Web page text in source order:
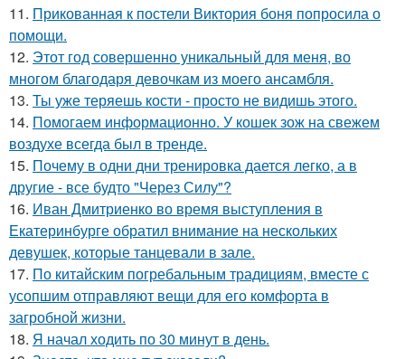
11. Прикованная к постели Виктория боня попросила о
помощи.
12. Этот год совершенно уникальный для меня, во
многом благодаря девочкам из моего ансамбля.
13. Ты уже теряешь кости - просто не видишь этого.
14. Помогаем информационно. У кошек зож на свежем
воздухе всегда был в тренде.
15. Почему в одни дни тренировка дается легко, а в
другие - все будто "Через Силу"?
16. Иван Дмитриенко во время выступления в
Екатеринбурге обратил внимание на нескольких
девушек, которые танцевали в зале.
17. По китайским погребальным традициям, вместе с
усопшим отправляют вещи для его комфорта в
загробной жизни.
18. Я начал ходить по 30 минут в день.